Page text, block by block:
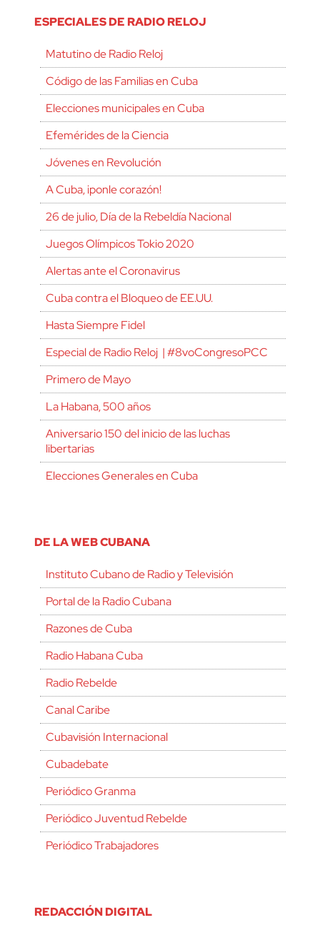
ESPECIALES DE RADIO RELOJ
Matutino de Radio Reloj
Código de las Familias en Cuba
Elecciones municipales en Cuba
Efemérides de la Ciencia
Jóvenes en Revolución
A Cuba, ¡ponle corazón!
26 de julio, Día de la Rebeldía Nacional
Juegos Olímpicos Tokio 2020
Alertas ante el Coronavirus
Cuba contra el Bloqueo de EE.UU.
Hasta Siempre Fidel
Especial de Radio Reloj | #8voCongresoPCC
Primero de Mayo
La Habana, 500 años
Aniversario 150 del inicio de las luchas
libertarias
Elecciones Generales en Cuba
DE LA WEB CUBANA
Instituto Cubano de Radio y Televisión
Portal de la Radio Cubana
Razones de Cuba
Radio Habana Cuba
Radio Rebelde
Canal Caribe
Cubavisión Internacional
Cubadebate
Periódico Granma
Periódico Juventud Rebelde
Periódico Trabajadores
REDACCIÓN DIGITAL